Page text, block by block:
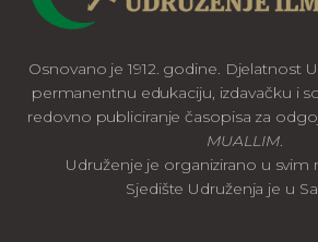
Osnovano je 1912. godine. Djelatnost
permanentnu edukaciju, izdavačku i
redovno publiciranje časopisa za
MUALLIM.
Udruženje je organizirano u svim
Sjedište Udruženja je u